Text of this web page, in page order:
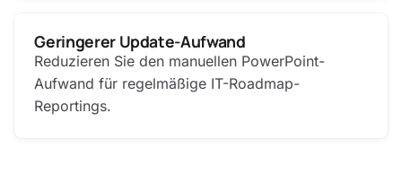
Geringerer Update-Aufwand
Reduzieren Sie den manuellen PowerPoint-
Aufwand für regelmäßige IT-Roadmap-
Reportings.